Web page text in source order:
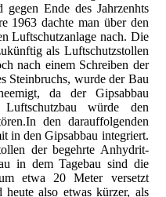
Ende des Jahrzenhts
1963 dachte man über den
Luftschutzanlage nach. Die
als Luftschutzstollen
nach einem Schreiben der
Steinbruchs, wurde der Bau
da der Gipsabbau
würde den
den darauffolgenden
in den Gipsabbau integriert.
der begehrte Anhydrit-
in dem Tagebau sind die
etwa 20 Meter versetzt
also etwas kürzer, als